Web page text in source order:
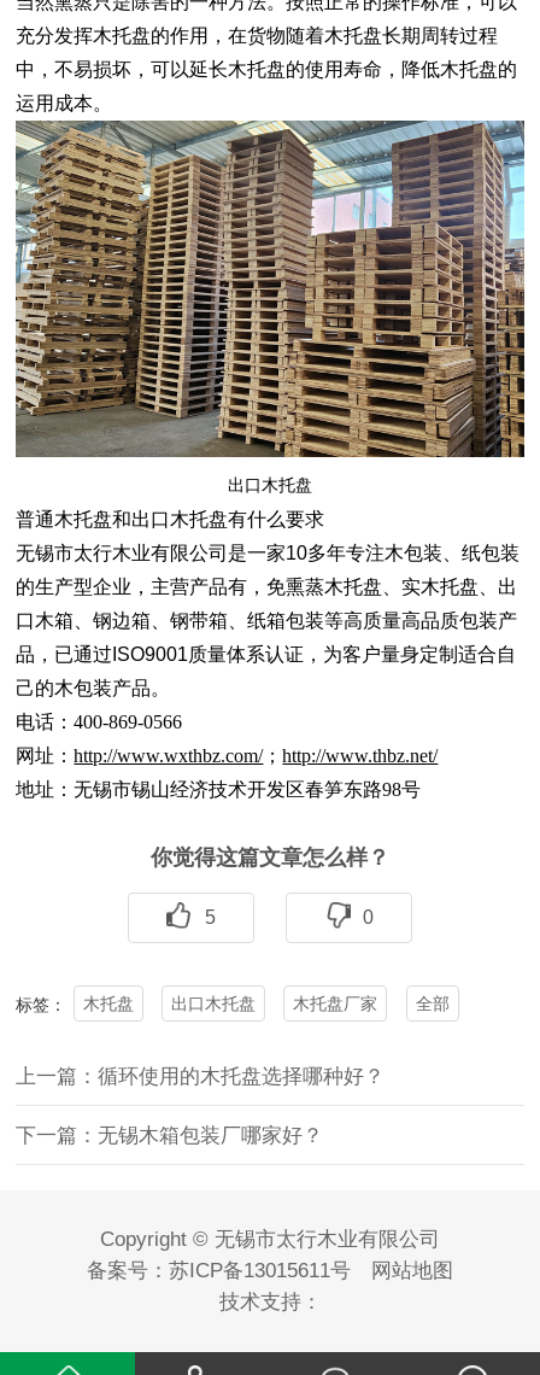
充分发挥木托盘的作用，在货物随着木托盘长期周转过程
中，不易损坏，可以延长木托盘的使用寿命，降低木托盘的
运用成本。
出口木托盘
普通木托盘和出口木托盘有什么要求
无锡市太行木业有限公司是一家10多年专注木包装、纸包装
的生产型企业，主营产品有， 免熏蒸木托盘 、实木托盘 、出
口木箱、钢边箱、钢带箱、纸箱包装等高质量高品质包装产
品，已通过ISO9001质量体系认证，为客户量身定制适合自
己的木包装产品。
电话：400-869-0566
网址：http://www.wxthbz.com/；http://www.thbz.net/
地址：无锡市锡山经济技术开发区春笋东路98号
你觉得这篇文章怎么样？
5 0
标签： 木托盘 出口木托盘 木托盘厂家 全部
上一篇：循环使用的木托盘选择哪种好？
下一篇：无锡木箱包装厂哪家好？
Copyright © 无锡市太行木业有限公司
备案号： 苏ICP备13015611号
网站地图
技术支持：